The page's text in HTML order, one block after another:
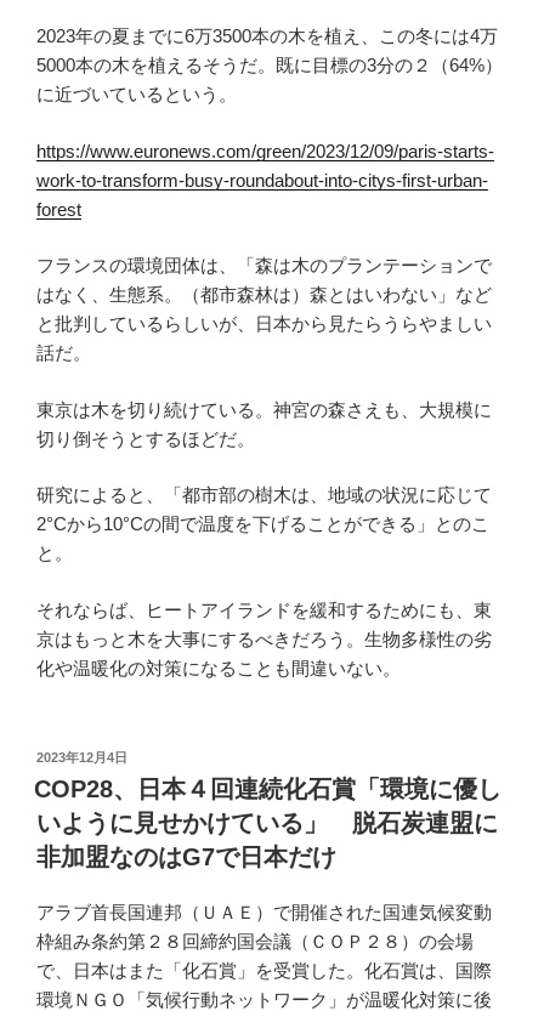
2023年の夏までに6万3500本の木を植え、この冬には4万
5000本の木を植えるそうだ。既に目標の3分の２（64%）
に近づいているという。
https://www.euronews.com/green/2023/12/09/paris-starts-
work-to-transform-busy-roundabout-into-citys-first-urban-
forest
フランスの環境団体は、「森は木のプランテーションで
はなく、生態系。（都市森林は）森とはいわない」など
と批判しているらしいが、日本から見たらうらやましい
話だ。
東京は木を切り続けている。神宮の森さえも、大規模に
切り倒そうとするほどだ。
研究によると、「都市部の樹木は、地域の状況に応じて
2°Cから10°Cの間で温度を下げることができる」とのこ
と。
それならば、ヒートアイランドを緩和するためにも、東
京はもっと木を大事にするべきだろう。生物多様性の劣
化や温暖化の対策になることも間違いない。
投
稿
日:
2023年12月4日
COP28、日本４回連続化石賞「環境に優し
いように見せかけている」 脱石炭連盟に
非加盟なのはG7で日本だけ
アラブ首長国連邦（ＵＡＥ）で開催された国連気候変動
枠組み条約第２８回締約国会議（ＣＯＰ２８）の会場
で、日本はまた「化石賞」を受賞した。化石賞は、国際
環境ＮＧＯ「気候行動ネットワーク」が温暖化対策に後